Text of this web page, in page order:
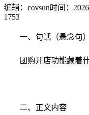
编辑：covsun时间：
1753
一、句话（悬念句）
团购开店功能藏着
二、正文内容